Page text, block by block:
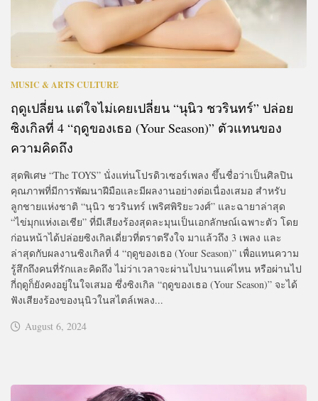
MUSIC & ARTS CULTURE
ฤดูเปลี่ยน แต่ใจไม่เคยเปลี่ยน “นุนิว ชวรินทร์” ปล่อย
ซิงเกิลที่ 4 “ฤดูของเธอ (Your Season)” ตัวแทนของ
ความคิดถึง
สุดพิเศษ “The TOYS” นั่งแท่นโปรดิวเซอร์เพลง ขึ้นชื่อว่าเป็นศิลปิน
คุณภาพที่มีการพัฒนาฝีมือและมีผลงานอย่างต่อเนื่องเสมอ สำหรับ
ลูกชายแห่งชาติ “นุนิว ชวรินทร์ เพริศพิริยะวงศ์” และฉายาล่าสุด
“ไข่มุกแห่งเอเชีย” ที่มีเสียงร้องสุดละมุนเป็นเอกลักษณ์เฉพาะตัว โดย
ก่อนหน้าได้ปล่อยซิงเกิลเดี่ยวที่ตราตรึงใจ มาแล้วถึง 3 เพลง และ
ล่าสุดกับผลงานซิงเกิลที่ 4 “ฤดูของเธอ (Your Season)” เพื่อแทนความ
รู้สึกถึงคนที่รักและคิดถึง ไม่ว่าเวลาจะผ่านไปนานแค่ไหน หรือผ่านไป
กี่ฤดูก็ยังคงอยู่ในใจเสมอ ซึ่งซิงเกิล “ฤดูของเธอ (Your Season)” จะได้
ฟังเสียงร้องของนุนิวในสไตล์เพลง...
August 6, 2024